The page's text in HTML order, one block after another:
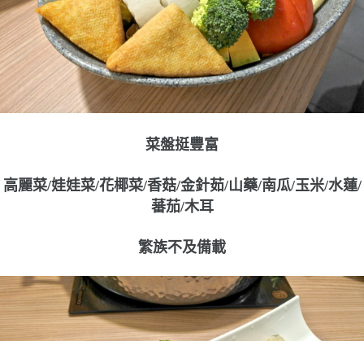
菜盤挺豐富
高麗菜/娃娃菜/花椰菜/香菇/金針茹/山藥/南瓜/玉米/水蓮/
蕃茄/木耳
繁族不及備載